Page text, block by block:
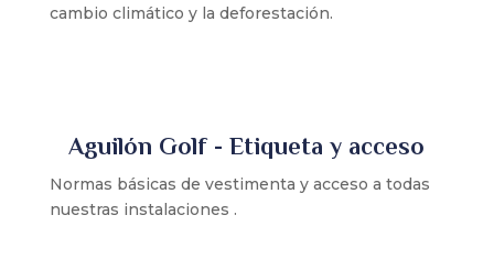
cambio climático y la deforestación.
Aguilón Golf - Etiqueta y acceso
Normas básicas de vestimenta y acceso a todas
nuestras instalaciones .